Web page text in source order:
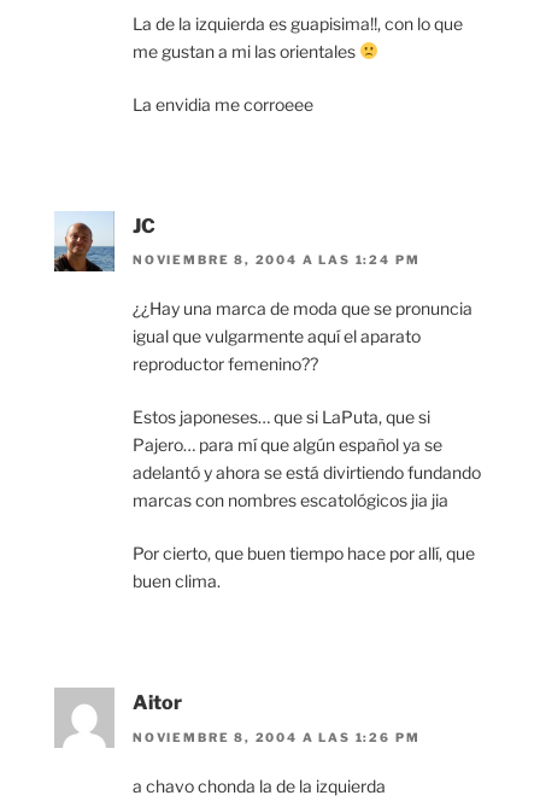
La de la izquierda es guapisima!!, con lo que
me gustan a mi las orientales
La envidia me corroeee
JC
NOVIEMBRE 8, 2004 A LAS 1:24 PM
¿¿Hay una marca de moda que se pronuncia
igual que vulgarmente aquí el aparato
reproductor femenino??
Estos japoneses… que si LaPuta, que si
Pajero… para mí que algún español ya se
adelantó y ahora se está divirtiendo fundando
marcas con nombres escatológicos jia jia
Por cierto, que buen tiempo hace por allí, que
buen clima.
Aitor
NOVIEMBRE 8, 2004 A LAS 1:26 PM
a chavo chonda la de la izquierda